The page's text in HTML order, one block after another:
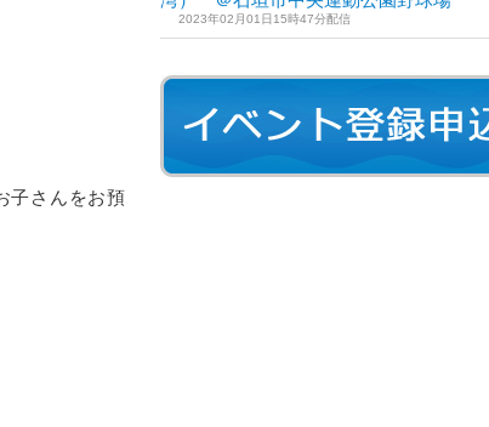
子さんをお預
2023年02月01日15時47分配信